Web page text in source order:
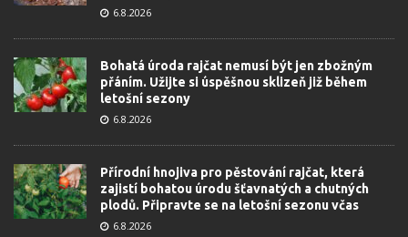
6.8.2026
Bohatá úroda rajčat nemusí být jen zbožným
přáním. Užijte si úspěšnou sklizeň již během
letošní sezony
6.8.2026
Přírodní hnojiva pro pěstování rajčat, která
zajistí bohatou úrodu šťavnatých a chutných
plodů. Připravte se na letošní sezonu včas
6.8.2026